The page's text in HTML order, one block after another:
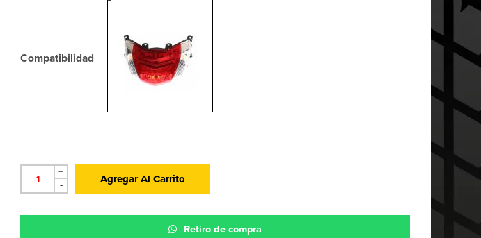
Compatibilidad
+
-
Agregar Al Carrito
Retiro de compra